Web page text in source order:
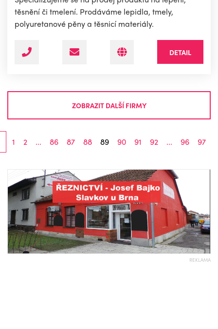
těsnění či tmelení. Prodáváme lepidla, tmely,
polyuretanové pěny a těsnicí materiály.
DETAIL
ZOBRAZIT DALŠÍ FIRMY
1 2 ... 86 87 88 89 90 91 92 ... 96 97
REKLAMA